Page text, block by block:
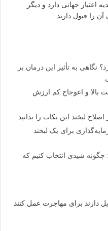
اعتبار جهانی دارد و دیگر
را قبول دارند.
نگاهی به تأثیر این درمان بر
بالا و اعوجاج کم ارزش
لبخند این نکات را بدانید
برای یک لبخند
شیدی انتخاب کنیم که
دارند برای مهاجرت عمل کنند